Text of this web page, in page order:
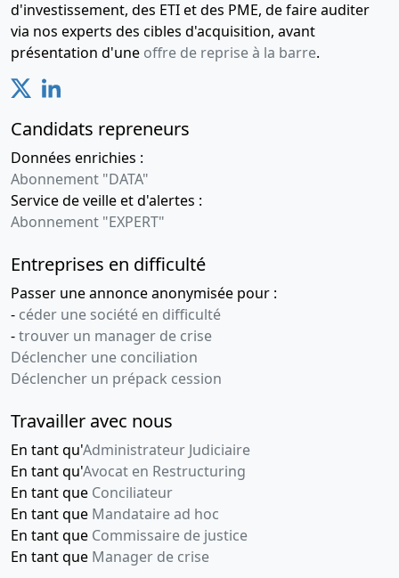
d'investissement, des ETI et des PME, de faire auditer
via nos experts des cibles d'acquisition, avant
présentation d'une offre de reprise à la barre.
Candidats repreneurs
Données enrichies :
Abonnement "DATA"
Service de veille et d'alertes :
Abonnement "EXPERT"
Entreprises en difficulté
Passer une annonce anonymisée pour :
- céder une société en difficulté
-trouver un manager de crise
Déclencher une conciliation
Déclencher un prépack cession
Travailler avec nous
En tant qu'Administrateur Judiciaire
En tant qu'Avocat en Restructuring
En tant que Conciliateur
En tant que Mandataire ad hoc
En tant que Commissaire de justice
En tant que Manager de crise